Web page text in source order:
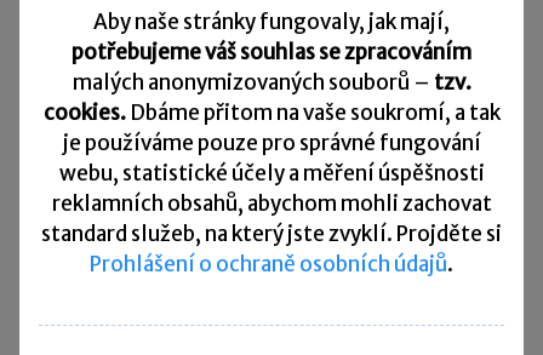
Rychlé zprávy
ČSSZ vydala nového průvodce pro OSVČ
28. 07. 2026|Počet OSVČ v Česku dál roste. Na konci
Aby naše stránky fungovaly, jak mají,
potřebujeme váš souhlas se zpracováním
malých anonymizovaných souborů – tzv.
cookies. Dbáme přitom na vaše soukromí, a tak
je používáme pouze pro správné fungování
webu, statistické účely a měření úspěšnosti
reklamních obsahů, abychom mohli zachovat
standard služeb, na který jste zvyklí. Projděte si
Prohlášení o ochraně osobních údajů.